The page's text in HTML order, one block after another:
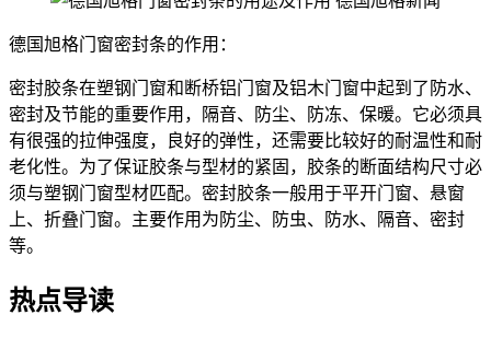
德国旭格门窗密封条的作用：
密封胶条在塑钢门窗和断桥铝门窗及铝木门窗中起到了防水、
密封及节能的重要作用，隔音、防尘、防冻、保暖。它必须具
有很强的拉伸强度，良好的弹性，还需要比较好的耐温性和耐
老化性。为了保证胶条与型材的紧固，胶条的断面结构尺寸必
须与塑钢门窗型材匹配。密封胶条一般用于平开门窗、悬窗
上、折叠门窗。主要作用为防尘、防虫、防水、隔音、密封
等。
热点导读